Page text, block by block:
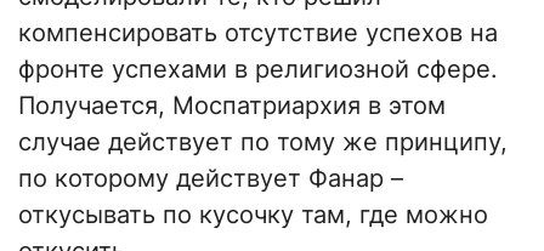
компенсировать отсутствие успехов на
фронте успехами в религиозной сфере.
Получается, Моспатриархия в этом
случае действует по тому же принципу,
по которому действует Фанар –
откусывать по кусочку там, где можно